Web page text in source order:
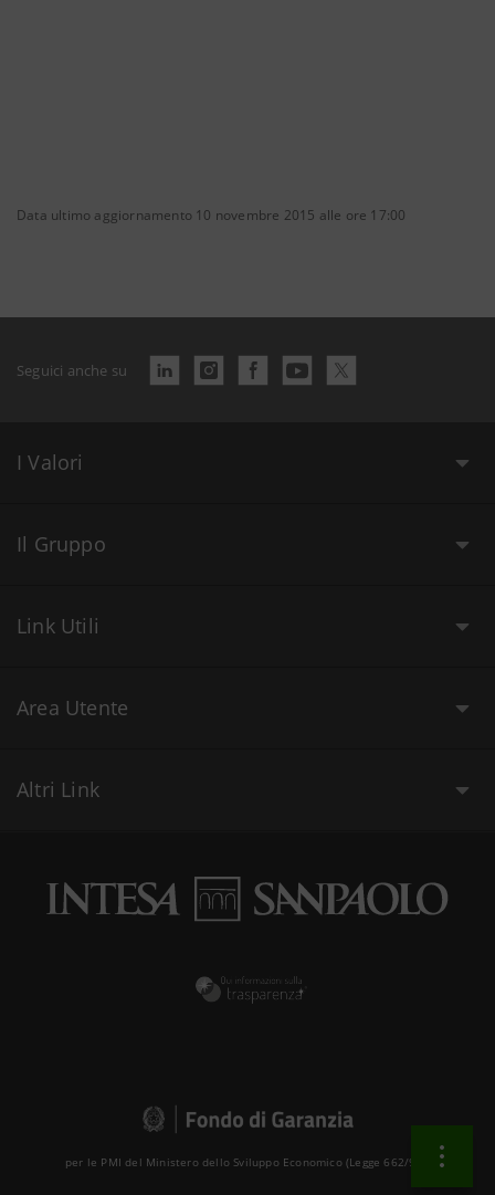
Data ultimo aggiornamento 10 novembre 2015 alle ore 17:00
Seguici anche su
I Valori
Il Gruppo
Link Utili
Area Utente
Altri Link
per le PMI del Ministero dello Sviluppo Economico (Legge 662/96 )